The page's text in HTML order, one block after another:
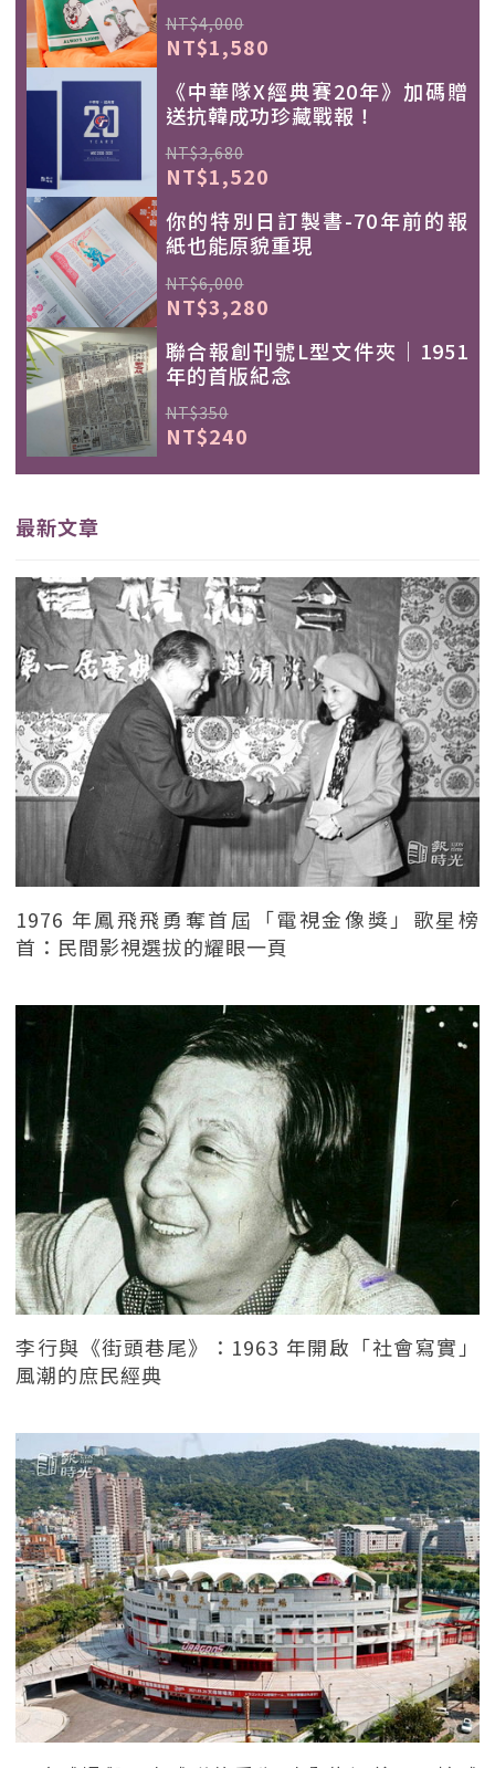
NT$4,000
NT$1,580
《中華隊X經典賽20年》加碼贈
送抗韓成功珍藏戰報！
NT$3,680
NT$1,520
你的特別日訂製書-70年前的報
紙也能原貌重現
NT$6,000
NT$3,280
聯合報創刊號L型文件夾｜1951
年的首版紀念
NT$350
NT$240
最新文章
1976 年鳳飛飛勇奪首屆「電視金像獎」歌星榜
首：民間影視選拔的耀眼一頁
李行與《街頭巷尾》：1963 年開啟「社會寫實」
風潮的庶民經典